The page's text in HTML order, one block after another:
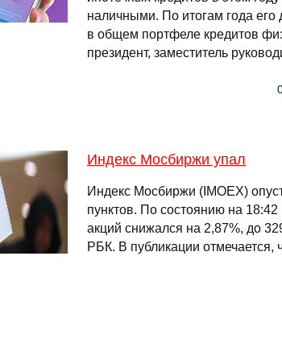
наличными. По итогам года
в общем портфеле кредитов
президент, заместитель
Индекс Мосбиржи упал
Индекс Мосбиржи (IMOEX)
пунктов. По состоянию на 18:42
акций снижался на 2,87%, до
РБК. В публикации отмечается,